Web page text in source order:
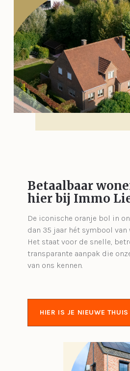
Betaalbaar
hier bij Immo
De iconische oranje bol in
dan 35 jaar hét symbool van
Het staat voor de snelle,
transparante aanpak die
van ons kennen.
HIER IS JE NIEUWE THUIS